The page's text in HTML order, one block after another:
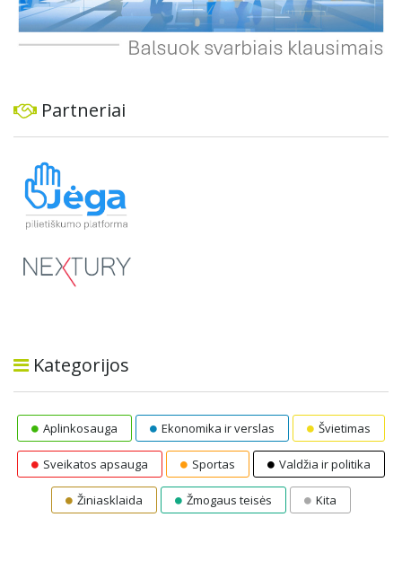
Partneriai
Kategorijos
Aplinkosauga Ekonomika ir verslas Švietimas
Sveikatos apsauga Sportas Valdžia ir politika
Žiniasklaida Žmogaus teisės Kita